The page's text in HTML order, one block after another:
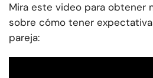
Mira este video para obtener
sobre cómo tener
pareja: